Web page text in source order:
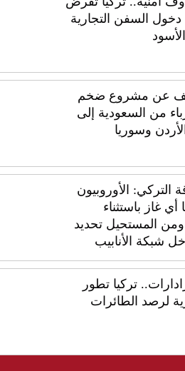
دخول السفن التجارية
عن مشروع ضخم
من السعودية إلى
وسوريا
التركي: الأوروبيون
أي غاز باستثناء
المستحيل تحديد
شبكة الأنابيب
تركيا تطور
لرصد الطائرات